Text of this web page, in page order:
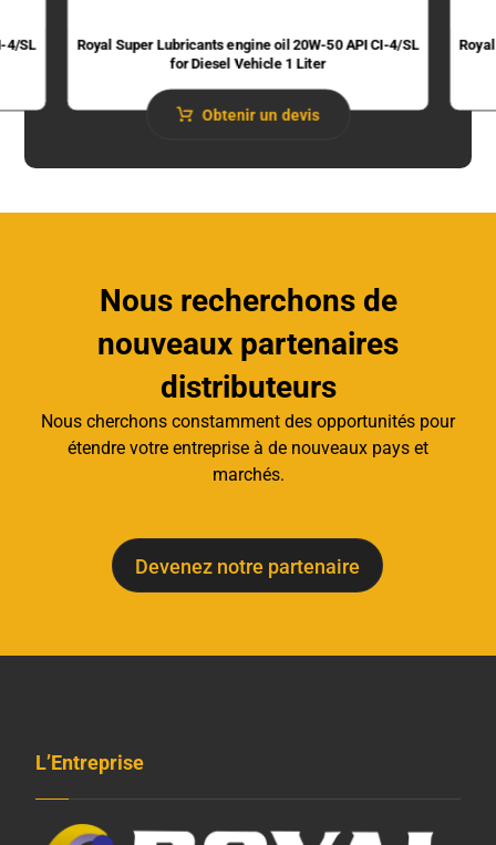
4/SL
Royal Super Lubricants engine oil 20W-50 API CI-4/SL
for Diesel Vehicle 1 Liter
Obtenir un devis
Nous recherchons de
nouveaux partenaires
distributeurs
Nous cherchons constamment des opportunités pour
étendre votre entreprise à de nouveaux pays et
marchés.
Devenez notre partenaire
L’Entreprise